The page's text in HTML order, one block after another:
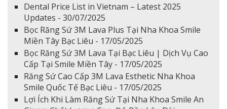
Dental Price List in Vietnam – Latest 2025
Updates - 30/07/2025
Bọc Răng Sứ 3M Lava Plus Tại Nha Khoa Smile
Miền Tây Bạc Liêu - 17/05/2025
Bọc Răng Sứ 3M Lava Tại Bạc Liêu | Dịch Vụ Cao
Cấp Tại Smile Miền Tây - 17/05/2025
Răng Sứ Cao Cấp 3M Lava Esthetic Nha Khoa
Smile Quốc Tế Bạc Liêu - 17/05/2025
Lợi Ích Khi Làm Răng Sứ Tại Nha Khoa Smile An